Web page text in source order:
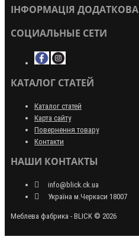
ІНФОРМАЦІЯ ДОДАТКОВА
СОЦИАЛЬНЫЕ СЕТИ
КАТАЛОГ СТАТЕЙ
Каталог статей
Карта сайту
Повернення товару
Контакти
НАШИ КОНТАКТЫ
info@blick.ck.ua
Україна м.Черкаси 18007
Меблева фабрика - BLICK © 2026